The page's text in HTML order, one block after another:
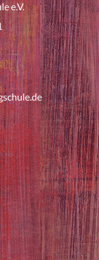
e.V.